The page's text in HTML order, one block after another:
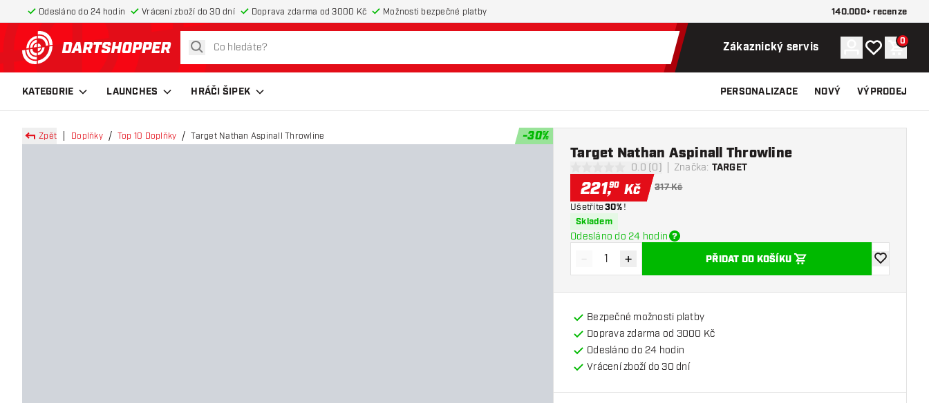
Odesláno do 24 hodin Vrácení zboží do 30 dní Doprava zdarma od 3000 Kč Možnosti bezpečné platby 140.000+ recenze
Zpět na hlavní stránku
hledat Zákaznický servis ÚčetMůj seznam
0
KATEGORIE LAUNCHES HRÁČI ŠIPEK PERSONALIZACE NOVÝ VÝPRODEJ
Zpět Doplňky Top 10 Doplňky Target Nathan Aspinall Throwline -30%
0 hodnoticí hvězdičky
0.0 (0) Značka: TARGET
Target Nathan Aspinall Throwline
221,90 Kč 317 Kč
Ušetříte30% !
Skladem
Odesláno do 24 hodin
Snížit množství
- Zvýšit množství
+ PŘIDAT DO KOŠÍKU
Přidat do
Bezpečné možnosti platby
Doprava zdarma od 3000 Kč
Odesláno do 24 hodin
Vrácení zboží do 30 dní